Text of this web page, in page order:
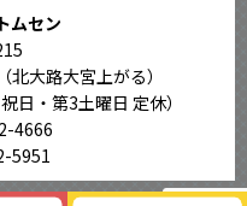
ムセン
大路大宮上がる）
祝日・第3土曜日 定休）
4666
5951